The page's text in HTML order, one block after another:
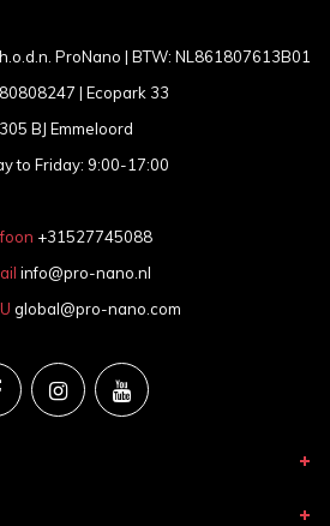
ProNano | BTW: NL861807613B01
| Ecopark 33
BJ Emmeloord
to Friday: 9:00-17:00
+31527745088
info@pro-nano.nl
global@pro-nano.com